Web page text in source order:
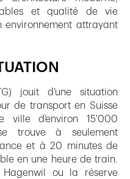
et qualité de vie
environnement attrayant
jouit d’une situation
de transport en Suisse
ville d’environ 15'000
trouve à seulement
et à 20 minutes de
en une heure de train.
ou la réserve